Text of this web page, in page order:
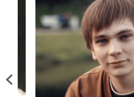
Previous